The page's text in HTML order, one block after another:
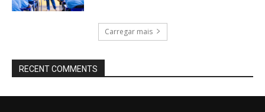
Carregar mais
RECENT COMMENTS